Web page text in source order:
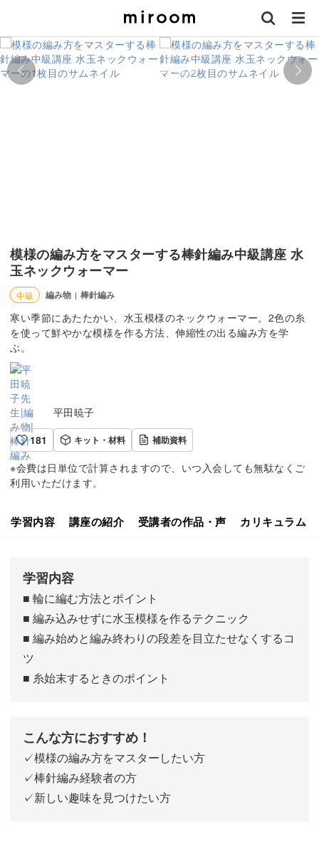
模様の編み方をマスターする棒針編み中級講座 水
玉ネックウォーマー
中級 編み物 | 棒針編み
寒い季節にあたたかい、水玉模様のネックウォーマー。2色の糸
を使って鮮やかな模様を作る方法、伸縮性の出る編み方を学
ぶ。
平田暁子
181
キット・材料 補助資料
※会費は日単位で計算されますので、いつ入会しても無駄なくご
利用いただけます。
学習内容 講座の紹介 受講者の作品・声 カリキュラム
学習内容
■ 輪に編む方法とポイント
■ 編み込みせずに水玉模様を作るテクニック
■ 編み始めと編み終わりの段差を目立たせなくするコ
ツ
■ 糸始末するときのポイント
こんな方におすすめ！
✓模様の編み方をマスターしたい方
✓棒針編み経験者の方
✓新しい趣味を見つけたい方